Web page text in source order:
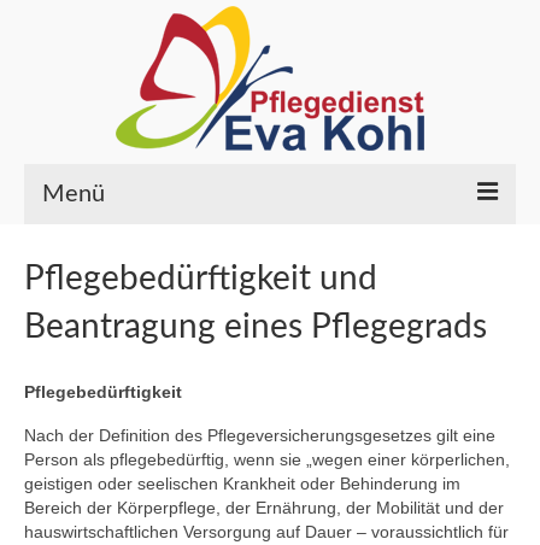
Menü
HOME
PFLEGELEISTUNGEN
Ihre Ansprechpartner
Qualität
Pflegebedürftigkeit und
Beantragung eines Pflegegrads
Pflegebedürftigkeit
Nach der Definition des Pflegeversicherungsgesetzes gilt eine
Person als pflegebedürftig, wenn sie „wegen einer körperlichen,
geistigen oder seelischen Krankheit oder Behinderung im
Bereich der Körperpflege, der Ernährung, der Mobilität und der
hauswirtschaftlichen Versorgung auf Dauer – voraussichtlich für